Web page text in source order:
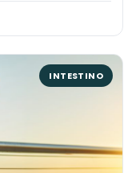
INTESTINO